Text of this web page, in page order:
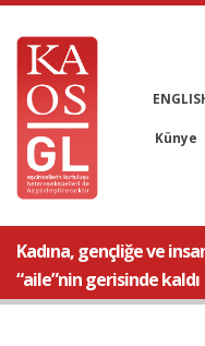
Künye
Kadına, gençliğe ve
“aile”nin gerisinde kaldı